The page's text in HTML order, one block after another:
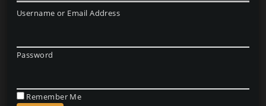
Username or Email Address
Password
Remember Me